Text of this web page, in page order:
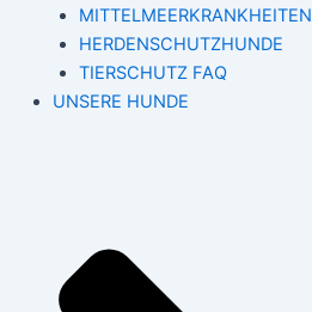
MITTELMEERKRANKHEITEN
HERDENSCHUTZHUNDE
TIERSCHUTZ FAQ
UNSERE HUNDE